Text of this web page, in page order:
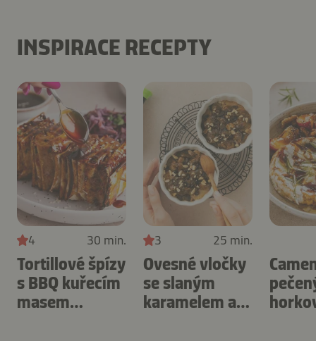
INSPIRACE RECEPTY
4 30 min.
Tortillové špízy
s BBQ kuřecím
masem
3 25 min.
Ovesné vločky
se slaným
karamelem a